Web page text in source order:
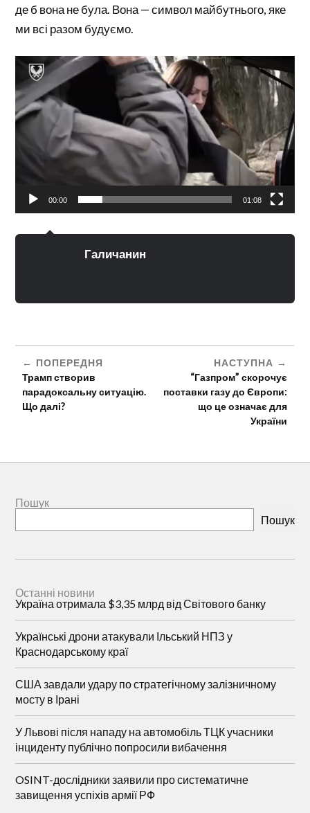
де б вона не була. Вона — символ майбутнього, яке
ми всі разом будуємо.
Відеопрогравач
00:00 01:08
Галичанин
ПОПЕРЕДНЯ
Трамп створив
парадоксальну ситуацію.
Що далі?
НАСТУПНА
“Газпром” скорочує
поставки газу до Європи:
що це означає для
України
Пошук
Пошук
Останні новини
Україна отримала $3,35 млрд від Світового банку
Українські дрони атакували Ільський НПЗ у
Краснодарському краї
США завдали удару по стратегічному залізничному
мосту в Ірані
У Львові після нападу на автомобіль ТЦК учасники
інциденту публічно попросили вибачення
OSINT-дослідники заявили про систематичне
завищення успіхів армії РФ